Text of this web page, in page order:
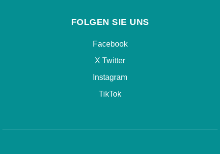
FOLGEN SIE UNS
Facebook
X Twitter
Instagram
TikTok